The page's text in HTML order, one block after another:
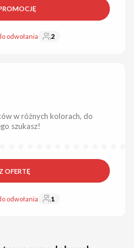
odwołania 2
w różnych kolorach, do
szukasz!
OFERTĘ
odwołania 1